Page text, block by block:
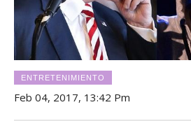
ENTRETENIMIENTO
Feb 04, 2017, 13:42 Pm